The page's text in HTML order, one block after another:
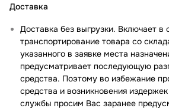
Доставка
Доставка без выгрузки. Включает в
транспортирование товара со
указанного в заявке места
предусматривает последующую
средства. Поэтому во избежание
средства и возникновения
службы просим Вас заранее